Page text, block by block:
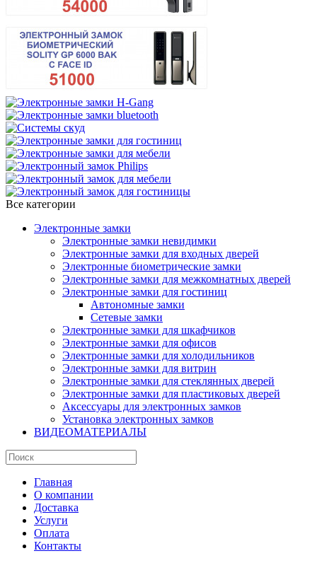
Все категории
Электронные замки
Электронные замки невидимки
Электронные замки для входных дверей
Электронные биометрические замки
Электронные замки для межкомнатных дверей
Электронные замки для гостиниц
Автономные замки
Сетевые замки
Электронные замки для шкафчиков
Электронные замки для офисов
Электронные замки для холодильников
Электронные замки для витрин
Электронные замки для стеклянных дверей
Электронные замки для пластиковых дверей
Аксессуары для электронных замков
Установка электронных замков
ВИДЕОМАТЕРИАЛЫ
Главная
О компании
Доставка
Услуги
Оплата
Контакты